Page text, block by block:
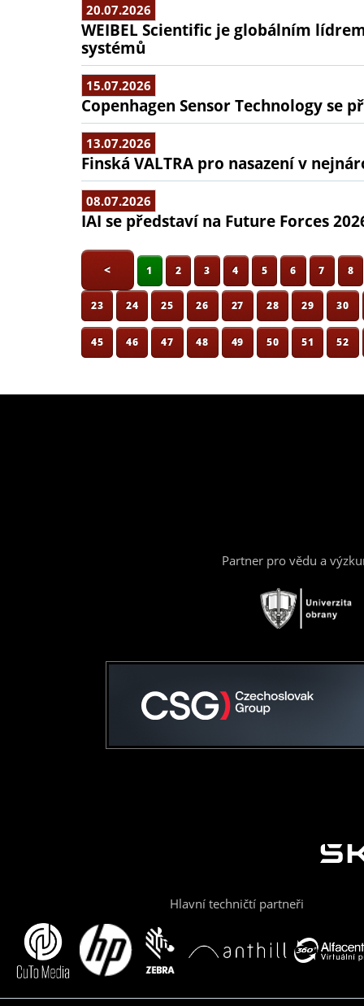
20.07.2026
WEIBEL Scientific je globálním
systémů
15.07.2026
Copenhagen Sensor Technology se
13.07.2026
Finská VALTRA pro nasazení v
08.07.2026
IAI se představí na Future Forces
< 1 2 3 4 5 6 7 8
23 24 25 26 27 28 29 30
45 46 47 48 49 50 51 52
Partner pro vědu a
Hlavní techničtí partneři